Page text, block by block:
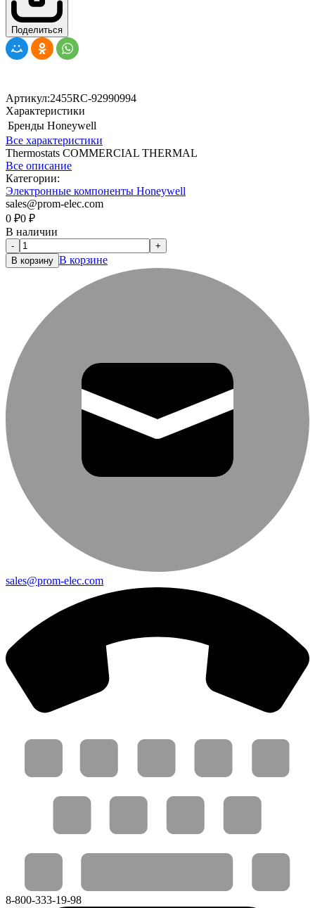
Поделиться
Артикул:2455RC-92990994
Характеристики
Бренды Honeywell
Все характеристики
Thermostats COMMERCIAL THERMAL
Все описание
Категории:
Электронные компоненты Honeywell
sales@prom-elec.com
0 ₽0 ₽
В наличии
-
+
В корзину В корзине
sales@prom-elec.com
8-800-333-19-98